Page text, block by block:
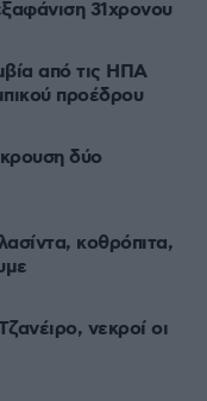
31χρονου
από τις ΗΠΑ
προέδρου
δύο
κοθρόπιτα,
νεκροί οι